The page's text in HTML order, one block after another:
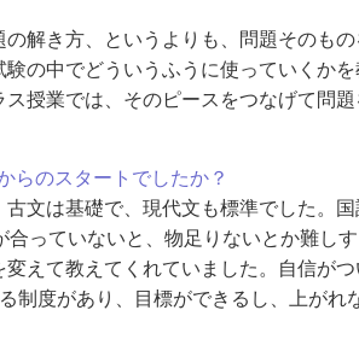
解き方、というよりも、問題そのも
の中でどういうふうに使っていくかを
授業では、そのピースをつなげて問
らのスタートでしたか？
文は基礎で、現代文も標準でした。
っていないと、物足りないとか難し
えて教えてくれていました。自信がつ
制度があり、目標ができるし、上がれ